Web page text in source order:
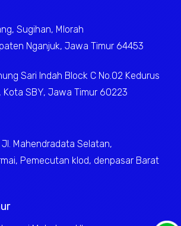
Sugihan, Mlorah
Nganjuk, Jawa Timur 64453
Sari Indah Block C No.02 Kedurus
Kota SBY, Jawa Timur 60223
Mahendradata Selatan,
Pemecutan klod, denpasar Barat